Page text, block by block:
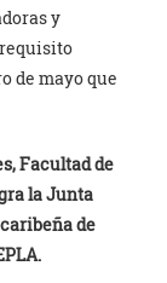
y
de mayo que
Facultad de
la Junta
de